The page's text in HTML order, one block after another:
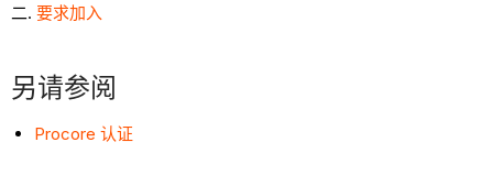
要求加入
另请参阅
Procore 认证